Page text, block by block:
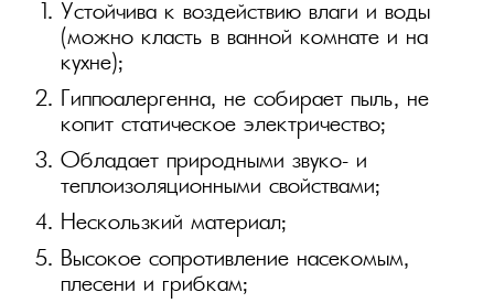
Устойчива к воздействию влаги и воды
(можно класть в ванной комнате и на
кухне);
Гиппоалергенна, не собирает пыль, не
копит статическое электричество;
Обладает природными звуко- и
теплоизоляционными свойствами;
Нескользкий материал;
Высокое сопротивление насекомым,
плесени и грибкам;